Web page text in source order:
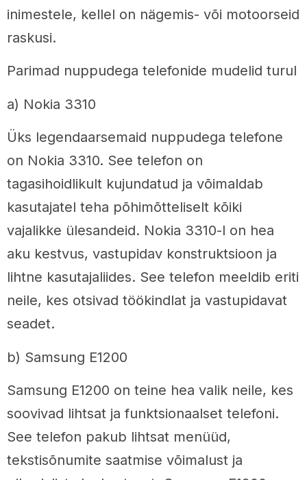
inimestele, kellel on nägemis- või motoorseid
raskusi.
Parimad nuppudega telefonide mudelid turul
a) Nokia 3310
Üks legendaarsemaid nuppudega telefone
on Nokia 3310. See telefon on
tagasihoidlikult kujundatud ja võimaldab
kasutajatel teha põhimõtteliselt kõiki
vajalikke ülesandeid. Nokia 3310-l on hea
aku kestvus, vastupidav konstruktsioon ja
lihtne kasutajaliides. See telefon meeldib eriti
neile, kes otsivad töökindlat ja vastupidavat
seadet.
b) Samsung E1200
Samsung E1200 on teine hea valik neile, kes
soovivad lihtsat ja funktsionaalset telefoni.
See telefon pakub lihtsat menüüd,
tekstisõnumite saatmise võimalust ja